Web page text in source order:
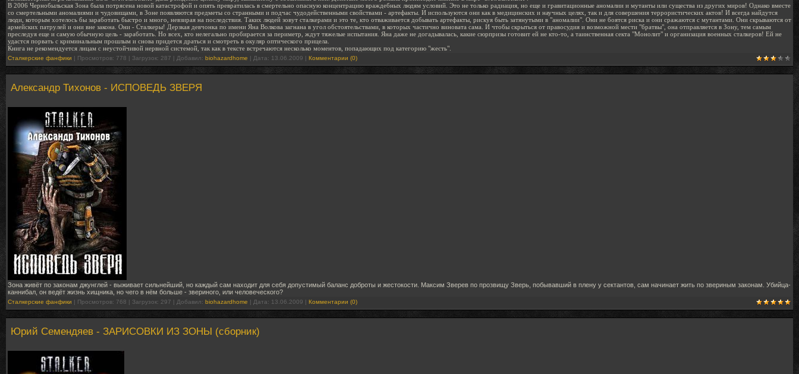
В 2006 Чернобыльская Зона была потрясена новой катастрофой и опять превратилась в смертельно опасную концентрацию враждебных людям условий. Это не только радиация, но еще и гравитационные аномалии и мутанты или существа из других миров! Однако вместе
со смертельными аномалиями и чудовищами, в Зоне появляются предметы со странными и подчас чудодейственными свойствами - артефакты. И используются они как в медицинских и научных целях, так и для совершения террористических актов! И всегда найдутся
люди, которым хотелось бы заработать быстро и много, невзирая на последствия. Таких людей зовут сталкерами и это те, кто отваживается добывать артефакты, рискуя быть затянутыми в "аномалии". Они не боятся риска и они сражаются с мутантами. Они скрываются от
армейских патрулей и они вне закона. Они - Сталкеры! Дерзкая девчонка по имени Яна Волкова загнана в угол обстоятельствами, в которых частично виновата сама. И чтобы скрыться от правосудия и возможной мести "братвы", она отправляется в Зону, тем самым
преследуя еще и самую обычную цель - заработать. Но всех, кто нелегально пробирается за периметр, ждут тяжелые испытания. Яна даже не догадывалась, какие сюрпризы готовит ей не кто-то, а таинственная секта "Монолит" и организация военных сталкеров! Ей не
удастся порвать с криминальным прошлым и снова придется драться и смотреть в окуляр оптического прицела.
Книга не рекомендуется лицам с неустойчивой нервной системой, так как в тексте встречаются несколько моментов, попадающих под категорию "жесть".
Сталкерские фанфики | Просмотров: 778 | Загрузок: 287 | Добавил: biohazardhome | Дата: 13.06.2009 | Комментарии (0)
Александр Тихонов - ИСПОВЕДЬ ЗВЕРЯ
Зона живёт по законам джунглей - выживает сильнейший, но каждый сам находит для себя допустимый баланс доброты и жестокости. Максим Зверев по прозвищу Зверь, побывавший в плену у сектантов, сам начинает жить по звериным законам. Убийца-
каннибал, он ведёт жизнь хищника, но чего в нём больше - звериного, или человеческого?
Сталкерские фанфики | Просмотров: 768 | Загрузок: 297 | Добавил: biohazardhome | Дата: 13.06.2009 | Комментарии (0)
Юрий Семендяев - ЗАРИСОВКИ ИЗ ЗОНЫ (сборник)